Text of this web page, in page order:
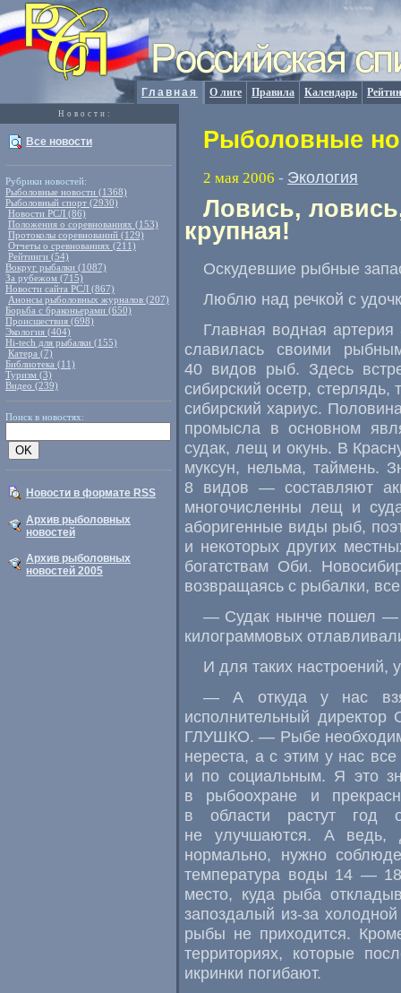
Главная О лиге Правила Календарь
Новости:
Все новости
Рубрики новостей:
Рыболовные новости (1368)
Рыболовный спорт (2930)
Новости РСЛ (86)
Положения о соревнованиях (153)
Протоколы соревнований (129)
Отчеты о сревнованиях (211)
Рейтинги (54)
Вокруг рыбалки (1087)
За рубежом (715)
Новости сайта РСЛ (867)
Анонсы рыболовных журналов (207)
Борьба с браконьерами (650)
Происшествия (698)
Экология (404)
Hi-tech для рыбалки (155)
Катера (7)
Библиотека (11)
Туризм (3)
Видео (239)
Поиск в новостях:
Новости в формате RSS
Архив рыболовных
новостей
Архив рыболовных
новостей 2005
Рыболовные
2 мая 2006 - Экология
Ловись,
крупная!
Оскудевшие рыбные
Люблю над речкой с
Главная водная
славилась своими
40 видов рыб. Здесь
сибирский осетр, стерлядь,
сибирский хариус.
промысла в основном
судак, лещ и окунь. В
муксун, нельма, таймень.
8 видов — составляют
многочисленны лещ и
аборигенные виды рыб,
и некоторых других
богатствам Оби.
возвращаясь с рыбалки,
— Судак нынче пошел —
килограммовых
И для таких настроений,
— А откуда у нас
исполнительный
ГЛУШКО. — Рыбе
нереста, а с этим у нас
и по социальным. Я это
в рыбоохране и
в области растут год
не улучшаются. А ведь,
нормально, нужно
температура воды 14 —
место, куда рыба
запоздалый из-за
рыбы не приходится.
территориях, которые
икринки погибают.